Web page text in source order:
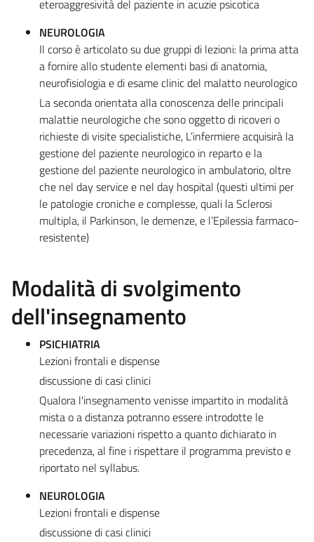
eteroaggresività del paziente in acuzie psicotica
NEUROLOGIA
Il corso è articolato su due gruppi di lezioni: la prima atta
a fornire allo studente elementi basi di anatomia,
neurofisiologia e di esame clinic del malatto neurologico
La seconda orientata alla conoscenza delle principali
malattie neurologiche che sono oggetto di ricoveri o
richieste di visite specialistiche, L’infermiere acquisirà la
gestione del paziente neurologico in reparto e la
gestione del paziente neurologico in ambulatorio, oltre
che nel day service e nel day hospital (questi ultimi per
le patologie croniche e complesse, quali la Sclerosi
multipla, il Parkinson, le demenze, e l’Epilessia farmaco-
resistente)
Modalità di svolgimento
dell'insegnamento
PSICHIATRIA
Lezioni frontali e dispense
discussione di casi clinici
Qualora l'insegnamento venisse impartito in modalità
mista o a distanza potranno essere introdotte le
necessarie variazioni rispetto a quanto dichiarato in
precedenza, al fine i rispettare il programma previsto e
riportato nel syllabus.
NEUROLOGIA
Lezioni frontali e dispense
discussione di casi clinici